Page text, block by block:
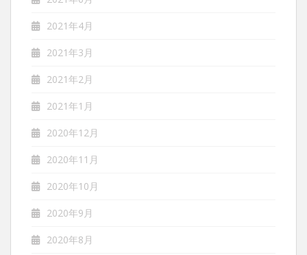
2021年4月
2021年3月
2021年2月
2021年1月
2020年12月
2020年11月
2020年10月
2020年9月
2020年8月